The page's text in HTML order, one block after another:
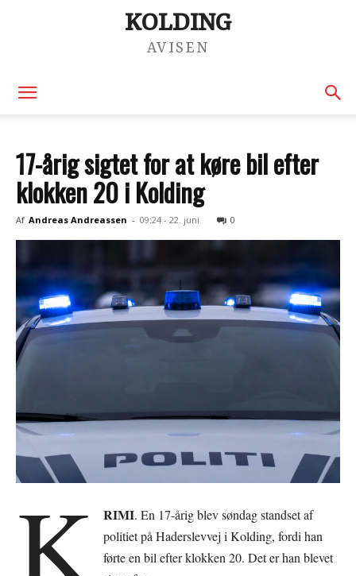
KOLDING
AVISEN
17-årig sigtet for at køre bil efter
klokken 20 i Kolding
Af Andreas Andreassen - 09:24 - 22. juni 0
K RIMI. En 17-årig blev søndag standset af
politiet på Haderslevvej i Kolding, fordi han
førte en bil efter klokken 20. Det er han blevet